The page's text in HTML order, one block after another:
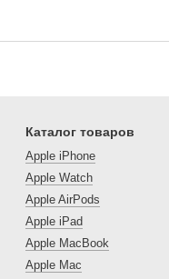
Каталог товаров
Apple iPhone
Apple Watch
Apple AirPods
Apple iPad
Apple MacBook
Apple Mac